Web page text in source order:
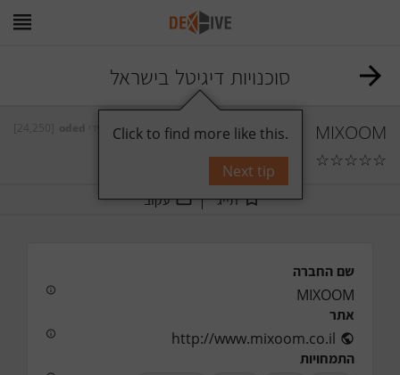
סוכנויות דיגיטל בישראל
MIXOOM
☆
☆
☆
☆
☆
0 תגובות
תייג עקוב
שם החברה
MIXOOM
אתר
http://www.mixoom.co.il
התמחויות
Click to find more like this.
Next tip